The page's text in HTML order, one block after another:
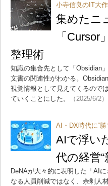
小寺信良のIT大作
集めたニ
「
整理術
知識の集合先として「Obsidian
文書の関連性がわかる。
視覚情報として見えてくるので
ていくことにした。
（2025/6/2）
AI・DX時代に“勝
AIで浮い
代の経営“
DeNAが大々的に表明した「AI
なる人員削減ではなく、余剰人